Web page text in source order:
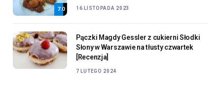
7.0 16 LISTOPADA 2023
Pączki Magdy Gessler z cukierni Słodki
Słony w Warszawie na tłusty czwartek
[Recenzja]
7 LUTEGO 2024